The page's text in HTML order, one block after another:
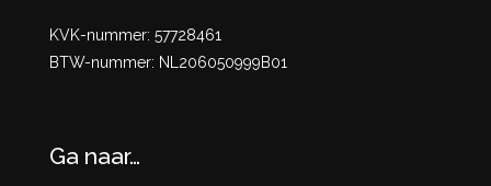
KVK-nummer: 57728461
BTW-nummer: NL206050999B01
Ga naar…